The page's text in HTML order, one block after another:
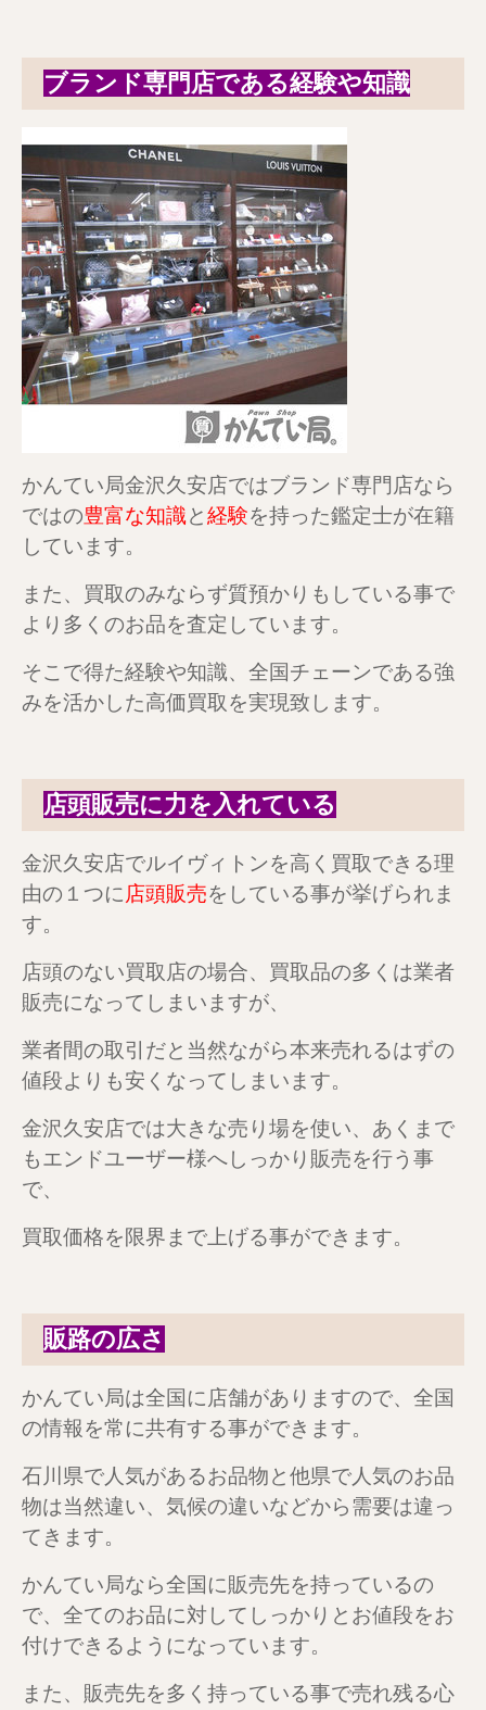
ブランド専門店である経験や知識
かんてい局金沢久安店ではブランド専門店なら
ではの豊富な知識と経験を持った鑑定士が在籍
しています。
また、買取のみならず質預かりもしている事で
より多くのお品を査定しています。
そこで得た経験や知識、全国チェーンである強
みを活かした高価買取を実現致します。
店頭販売に力を入れている
金沢久安店でルイヴィトンを高く買取できる理
由の１つに店頭販売をしている事が挙げられま
す。
店頭のない買取店の場合、買取品の多くは業者
販売になってしまいますが、
業者間の取引だと当然ながら本来売れるはずの
値段よりも安くなってしまいます。
金沢久安店では大きな売り場を使い、あくまで
もエンドユーザー様へしっかり販売を行う事
で、
買取価格を限界まで上げる事ができます。
販路の広さ
かんてい局は全国に店舗がありますので、全国
の情報を常に共有する事ができます。
石川県で人気があるお品物と他県で人気のお品
物は当然違い、気候の違いなどから需要は違っ
てきます。
かんてい局なら全国に販売先を持っているの
で、全てのお品に対してしっかりとお値段をお
付けできるようになっています。
また、販売先を多く持っている事で売れ残る心